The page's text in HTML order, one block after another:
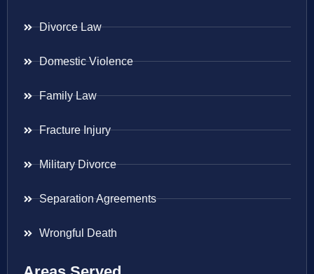
Divorce Law
Domestic Violence
Family Law
Fracture Injury
Military Divorce
Separation Agreements
Wrongful Death